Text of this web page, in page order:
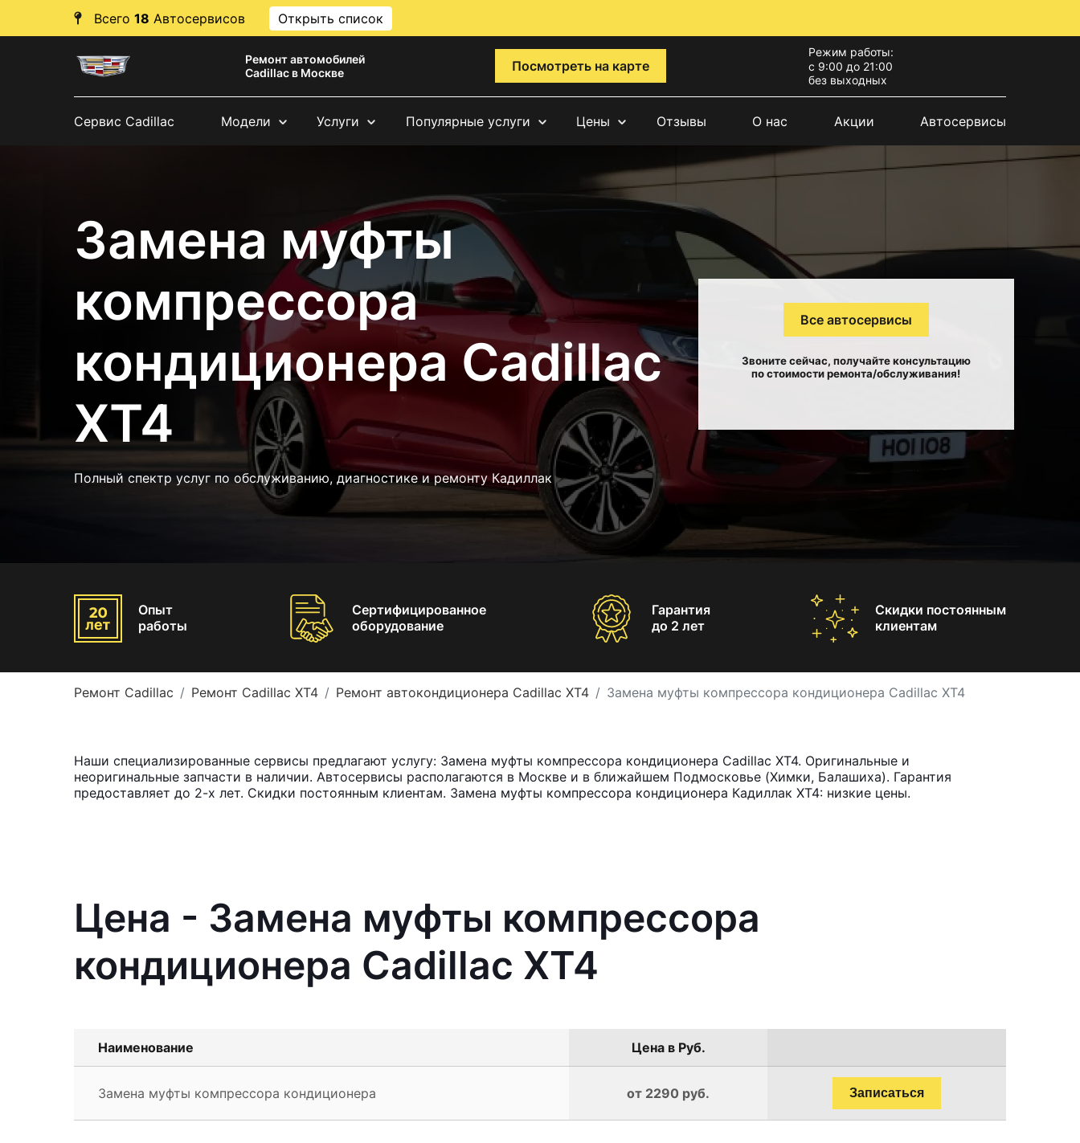
Всего 18 Автосервисов Открыть список
Ремонт автомобилей
Cadillac в Москве
Посмотреть на карте
Режим работы:
с 9:00 до 21:00
без выходных
Сервис Cadillac Модели Услуги Популярные услуги Цены Отзывы О нас Акции Автосервисы
Замена муфты
компрессора
кондиционера Cadillac
XT4
Полный спектр услуг по обслуживанию, диагностике и ремонту Кадиллак
Все автосервисы
Звоните сейчас, получайте консультацию
по стоимости ремонта/обслуживания!
Опыт
работы
Сертифицированное
оборудование
Гарантия
до 2 лет
Скидки постоянным
клиентам
Ремонт Cadillac Ремонт Cadillac XT4 Ремонт автокондиционера Cadillac XT4 Замена муфты компрессора кондиционера Cadillac XT4
Наши специализированные сервисы предлагают услугу: Замена муфты компрессора кондиционера Cadillac XT4. Оригинальные и
неоригинальные запчасти в наличии. Автосервисы располагаются в Москве и в ближайшем Подмосковье (Химки, Балашиха). Гарантия
предоставляет до 2-х лет. Скидки постоянным клиентам. Замена муфты компрессора кондиционера Кадиллак ХТ4: низкие цены.
Цена - Замена муфты компрессора
кондиционера Cadillac XT4
Наименование Цена в Руб.
Замена муфты компрессора кондиционера от 2290 руб. Записаться